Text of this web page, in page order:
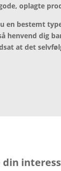
oplagte
en bestemt
henvend dig
at det
din